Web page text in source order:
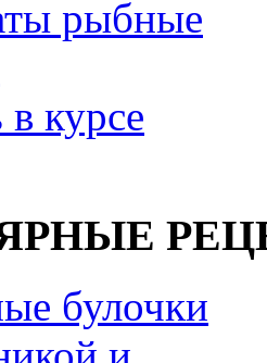
рыбные
в курсе